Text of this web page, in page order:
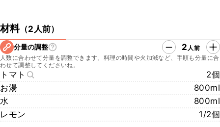
材料（2人前）
分量の調整 2 人前
人数に合わせて分量を調整できます。料理の時間や火加減など、手順も分量に合
わせて調整してくださいね。
トマト
2個
お湯
800ml
水
800ml
レモン
1/2個